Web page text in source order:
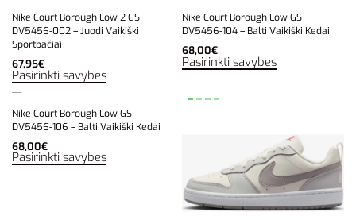
Nike Court Borough Low 2 GS
DV5456-002 – Juodi Vaikiški
Sportbačiai
67,95€
Pasirinkti savybes
Nike Court Borough Low GS
DV5456-104 – Balti Vaikiški Kedai
68,00€
Pasirinkti savybes
Nike Court Borough Low GS
DV5456-106 – Balti Vaikiški Kedai
68,00€
Pasirinkti savybes